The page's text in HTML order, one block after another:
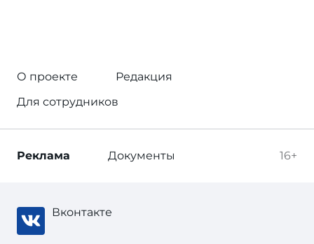
О проекте
Редакция
Для сотрудников
16+
Реклама Документы
Вконтакте